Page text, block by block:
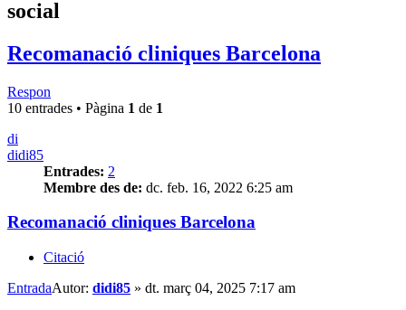
social
Recomanació cliniques Barcelona
Respon
10 entrades • Pàgina 1 de 1
di
didi85
Entrades: 2
Membre des de: dc. feb. 16, 2022 6:25 am
Recomanació cliniques Barcelona
Citació
EntradaAutor: didi85 » dt. març 04, 2025 7:17 am